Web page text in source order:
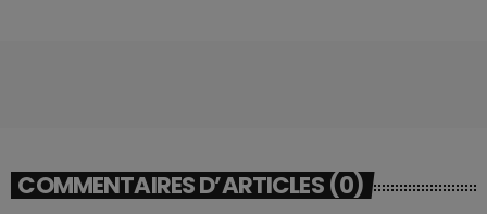
COMMENTAIRES D’ARTICLES (0)